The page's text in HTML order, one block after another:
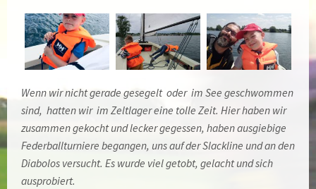
Wenn wir nicht gerade gesegelt oder im See geschwommen
sind, hatten wir im Zeltlager eine tolle Zeit. Hier haben wir
zusammen gekocht und lecker gegessen, haben ausgiebige
Federballturniere begangen, uns auf der Slackline und an den
Diabolos versucht. Es wurde viel getobt, gelacht und sich
ausprobiert.